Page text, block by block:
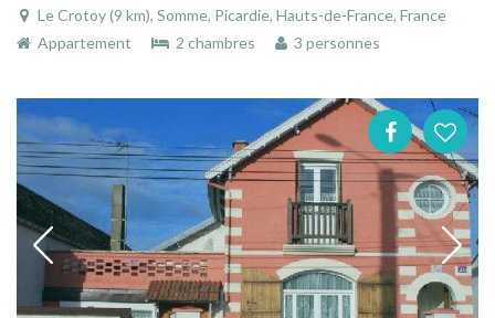
Le Crotoy (9 km), Somme, Picardie, Hauts-de-France, France
Appartement
2 chambres 3 personnes